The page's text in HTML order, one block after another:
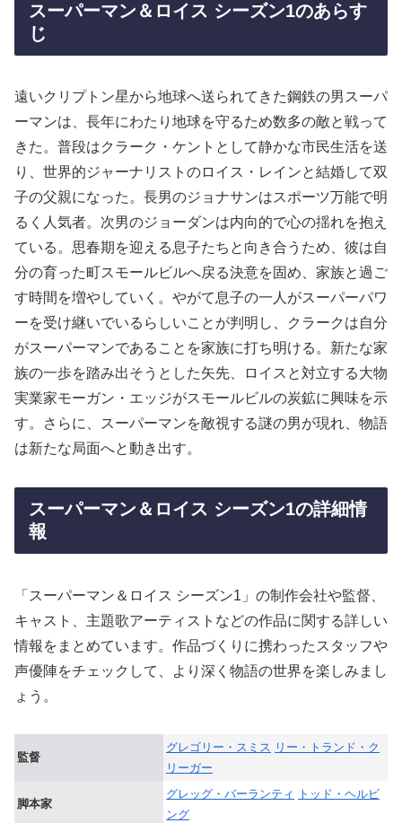
スーパーマン＆ロイス シーズン1のあらす
じ
遠いクリプトン星から地球へ送られてきた鋼鉄の男スーパ
ーマンは、長年にわたり地球を守るため数多の敵と戦って
きた。普段はクラーク・ケントとして静かな市民生活を送
り、世界的ジャーナリストのロイス・レインと結婚して双
子の父親になった。長男のジョナサンはスポーツ万能で明
るく人気者。次男のジョーダンは内向的で心の揺れを抱え
ている。思春期を迎える息子たちと向き合うため、彼は自
分の育った町スモールビルへ戻る決意を固め、家族と過ご
す時間を増やしていく。やがて息子の一人がスーパーパワ
ーを受け継いでいるらしいことが判明し、クラークは自分
がスーパーマンであることを家族に打ち明ける。新たな家
族の一歩を踏み出そうとした矢先、ロイスと対立する大物
実業家モーガン・エッジがスモールビルの炭鉱に興味を示
す。さらに、スーパーマンを敵視する謎の男が現れ、物語
は新たな局面へと動き出す。
スーパーマン＆ロイス シーズン1の詳細情
報
「スーパーマン＆ロイス シーズン1」の制作会社や監督、
キャスト、主題歌アーティストなどの作品に関する詳しい
情報をまとめています。作品づくりに携わったスタッフや
声優陣をチェックして、より深く物語の世界を楽しみまし
ょう。
監督
グレゴリー・スミス リー・トランド・ク
リーガー
脚本家
グレッグ・バーランティ
トッド・ヘルビ
ング